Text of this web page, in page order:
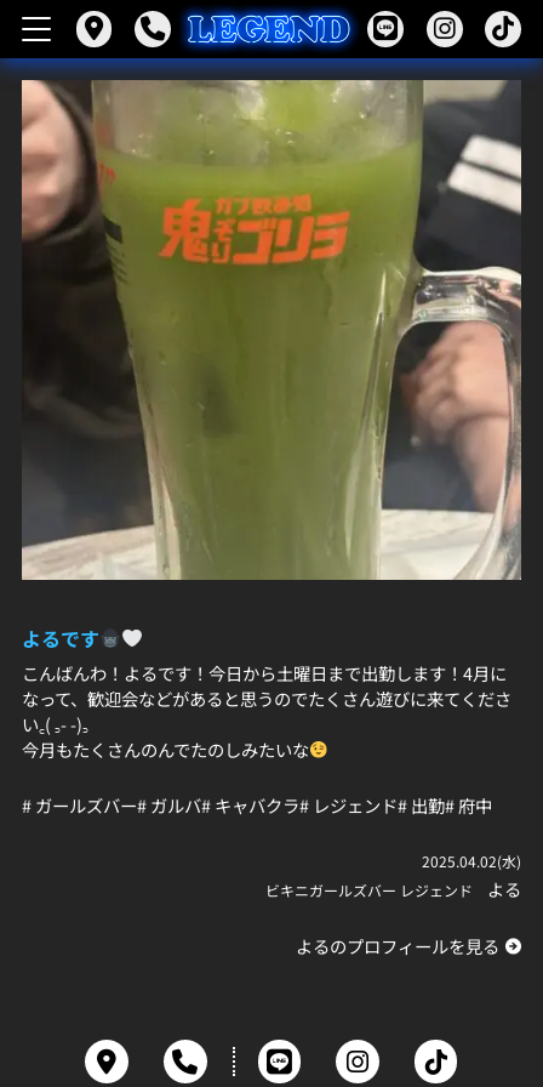
よるです
こんばんわ！よるです！今日から土曜日まで出勤します！4月に
なって、歓迎会などがあると思うのでたくさん遊びに来てくださ
い꜀( ꜆- -)꜆
今月もたくさんのんでたのしみたいな
# ガールズバー# ガルバ# キャバクラ# レジェンド# 出勤# 府中
2025.04.02(水)
ビキニガールズバー レジェンド
よる
よるのプロフィールを見る